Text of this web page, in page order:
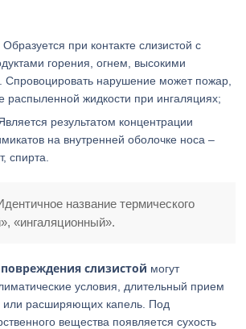
. Образуется при контакте слизистой с
горения, огнем, высокими
Спровоцировать нарушение может пожар,
распыленной жидкости при ингаляциях;
Является результатом концентрации
на внутренней оболочке носа –
спирта.
название термического
«ингаляционный».
слизистой могут
условия, длительный прием
или расширяющих капель. Под
вещества появляется сухость